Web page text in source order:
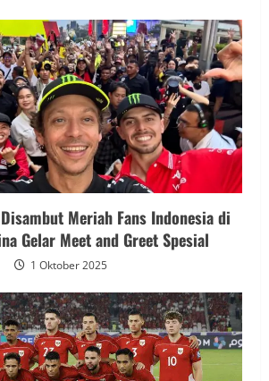
Meriah Fans Indonesia di
Gelar Meet and Greet Spesial
1 Oktober 2025